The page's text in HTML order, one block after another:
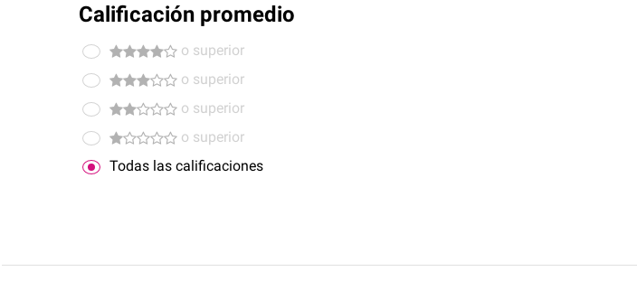
Calificación promedio
o superior
o superior
o superior
o superior
Todas las calificaciones